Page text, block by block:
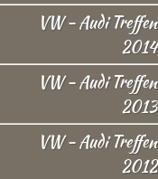
VW - Audi Treffen
2014
VW - Audi Treffen
2013
VW - Audi Treffen
2012